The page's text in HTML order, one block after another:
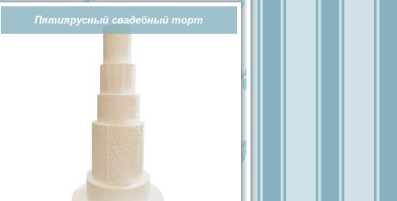
Пятиярусный свадебный торт